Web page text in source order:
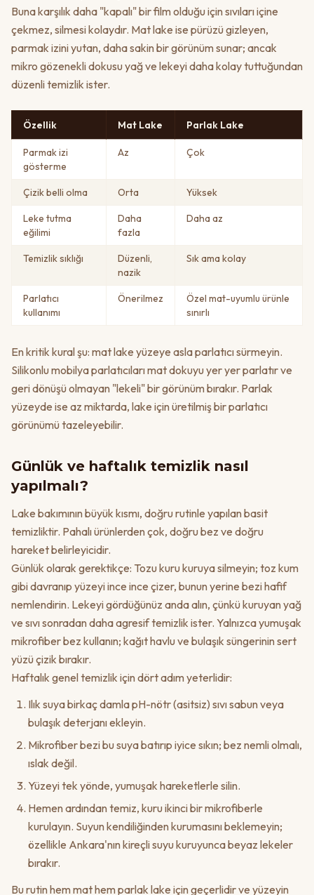
Buna karşılık daha "kapalı" bir film olduğu için sıvıları içine
çekmez, silmesi kolaydır. Mat lake ise pürüzü gizleyen,
parmak izini yutan, daha sakin bir görünüm sunar; ancak
mikro gözenekli dokusu yağ ve lekeyi daha kolay tuttuğundan
düzenli temizlik ister.
Özellik Mat Lake Parlak Lake
Parmak izi
gösterme
Az Çok
Çizik belli olma Orta Yüksek
Leke tutma
eğilimi
Daha
fazla
Daha az
Temizlik sıklığı
Düzenli,
nazik
Sık ama kolay
Parlatıcı
kullanımı
Önerilmez
Özel mat-uyumlu ürünle
sınırlı
En kritik kural şu: mat lake yüzeye asla parlatıcı sürmeyin.
Silikonlu mobilya parlatıcıları mat dokuyu yer yer parlatır ve
geri dönüşü olmayan "lekeli" bir görünüm bırakır. Parlak
yüzeyde ise az miktarda, lake için üretilmiş bir parlatıcı
görünümü tazeleyebilir.
Günlük ve haftalık temizlik nasıl
yapılmalı?
Lake bakımının büyük kısmı, doğru rutinle yapılan basit
temizliktir. Pahalı ürünlerden çok, doğru bez ve doğru
hareket belirleyicidir.
Günlük olarak gerektikçe: Tozu kuru kuruya silmeyin; toz kum
gibi davranıp yüzeyi ince ince çizer, bunun yerine bezi hafif
nemlendirin. Lekeyi gördüğünüz anda alın, çünkü kuruyan yağ
ve sıvı sonradan daha agresif temizlik ister. Yalnızca yumuşak
mikrofiber bez kullanın; kağıt havlu ve bulaşık süngerinin sert
yüzü çizik bırakır.
Haftalık genel temizlik için dört adım yeterlidir:
Ilık suya birkaç damla pH-nötr (asitsiz) sıvı sabun veya
bulaşık deterjanı ekleyin.
Mikrofiber bezi bu suya batırıp iyice sıkın; bez nemli olmalı,
ıslak değil.
Yüzeyi tek yönde, yumuşak hareketlerle silin.
Hemen ardından temiz, kuru ikinci bir mikrofiberle
kurulayın. Suyun kendiliğinden kurumasını beklemeyin;
özellikle Ankara'nın kireçli suyu kuruyunca beyaz lekeler
bırakır.
Bu rutin hem mat hem parlak lake için geçerlidir ve yüzeyin